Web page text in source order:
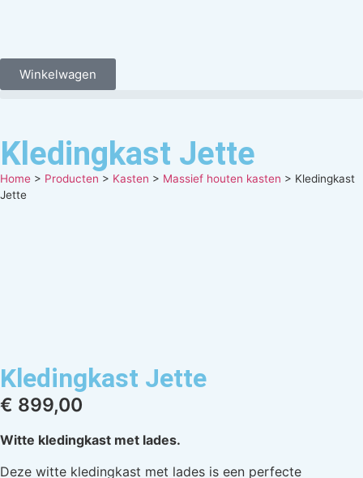
Winkelwagen
Kledingkast Jette
Home > Producten > Kasten > Massief houten kasten > Kledingkast
Jette
Kledingkast Jette
€ 899,00
Witte kledingkast met lades.
Deze witte kledingkast met lades is een perfecte